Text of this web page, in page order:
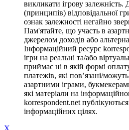
викликати ігрову
(принципів) відповідальної
ознак залежності негайно
Пам'ятайте, що участь в
джерелом доходів або
Інформаційний ресурс
ігри на реальні та/або
приймає ні в якій формі
платежів, які пов’язані/
азартними іграми,
які матеріали на
korrespondent.net
інформаційних цілях.
X